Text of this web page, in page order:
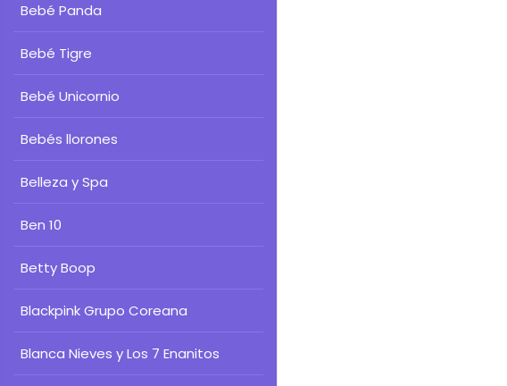
Bebé Panda
Bebé Tigre
Bebé Unicornio
Bebés llorones
Belleza y Spa
Ben 10
Betty Boop
Blackpink Grupo Coreana
Blanca Nieves y Los 7 Enanitos